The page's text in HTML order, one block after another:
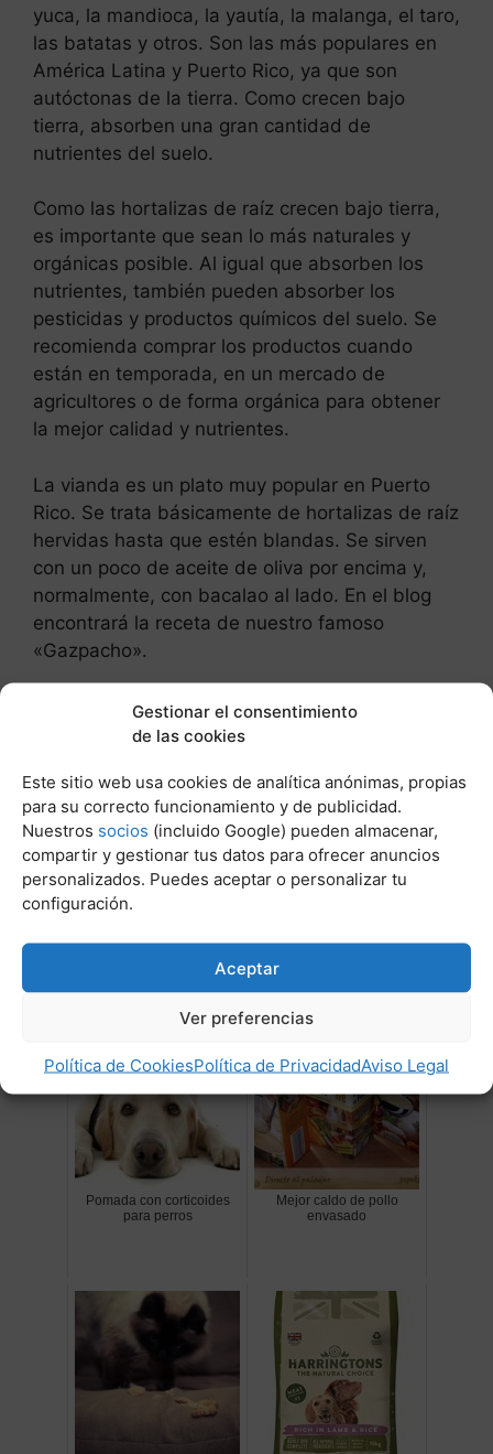
Gestionar el consentimiento
de las cookies
Este sitio web usa cookies de analítica anónimas, propias
para su correcto funcionamiento y de publicidad.
Nuestros socios (incluido Google) pueden almacenar,
compartir y gestionar tus datos para ofrecer anuncios
personalizados. Puedes aceptar o personalizar tu
configuración.
Aceptar
Ver preferencias
Política de CookiesPolítica de PrivacidadAviso Legal
yuca, la mandioca, la yautía, la malanga, el taro,
las batatas y otros. Son las más populares en
América Latina y Puerto Rico, ya que son
autóctonas de la tierra. Como crecen bajo
tierra, absorben una gran cantidad de
nutrientes del suelo.
Como las hortalizas de raíz crecen bajo tierra,
es importante que sean lo más naturales y
orgánicas posible. Al igual que absorben los
nutrientes, también pueden absorber los
pesticidas y productos químicos del suelo. Se
recomienda comprar los productos cuando
están en temporada, en un mercado de
agricultores o de forma orgánica para obtener
la mejor calidad y nutrientes.
La vianda es un plato muy popular en Puerto
Rico. Se trata básicamente de hortalizas de raíz
hervidas hasta que estén blandas. Se sirven
con un poco de aceite de oliva por encima y,
normalmente, con bacalao al lado. En el blog
encontrará la receta de nuestro famoso
«Gazpacho».
Post Relacionados:
Pomada con corticoides
para perros
Mejor caldo de pollo
envasado